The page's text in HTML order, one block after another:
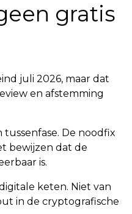
gratis
juli 2026, maar dat
en afstemming
De noodfix
bewijzen dat de
is.
keten. Niet van
in de cryptografische